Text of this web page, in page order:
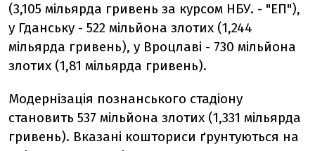
(3,105 мільярда гривень за курсом НБУ. - "ЕП"),
у Гданську - 522 мільйона злотих (1,244
мільярда гривень), у Вроцлаві - 730 мільйона
злотих (1,81 мільярда гривень).
Модернізація познанського стадіону
становить 537 мільйона злотих (1,331 мільярда
гривень). Вказані кошториси ґрунтуються на